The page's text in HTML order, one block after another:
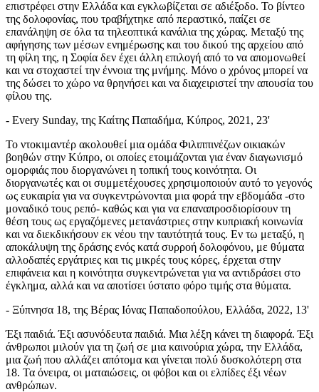
επιστρέφει στην Ελλάδα και εγκλωβίζεται σε αδιέξοδο. Το βίντεο
της δολοφονίας, που τραβήχτηκε από περαστικό, παίζει σε
επανάληψη σε όλα τα τηλεοπτικά κανάλια της χώρας. Μεταξύ της
αφήγησης των μέσων ενημέρωσης και του δικού της αρχείου από
τη φίλη της, η Σοφία δεν έχει άλλη επιλογή από το να απομονωθεί
και να στοχαστεί την έννοια της μνήμης. Μόνο ο χρόνος μπορεί να
της δώσει το χώρο να θρηνήσει και να διαχειριστεί την απουσία του
φίλου της.
- Every Sunday, της Καίτης Παπαδήμα, Κύπρος, 2021, 23'
Το ντοκιμαντέρ ακολουθεί μια ομάδα Φιλιππινέζων οικιακών
βοηθών στην Κύπρο, οι οποίες ετοιμάζονται για έναν διαγωνισμό
ομορφιάς που διοργανώνει η τοπική τους κοινότητα. Οι
διοργανωτές και οι συμμετέχουσες χρησιμοποιούν αυτό το γεγονός
ως ευκαιρία για να συγκεντρώνονται μια φορά την εβδομάδα -στο
μοναδικό τους ρεπό- καθώς και για να επαναπροσδιορίσουν τη
θέση τους ως εργαζόμενες μετανάστριες στην κυπριακή κοινωνία
και να διεκδικήσουν εκ νέου την ταυτότητά τους. Εν τω μεταξύ, η
αποκάλυψη της δράσης ενός κατά συρροή δολοφόνου, με θύματα
αλλοδαπές εργάτριες και τις μικρές τους κόρες, έρχεται στην
επιφάνεια και η κοινότητα συγκεντρώνεται για να αντιδράσει στο
έγκλημα, αλλά και να αποτίσει ύστατο φόρο τιμής στα θύματα.
- Ξύπνησα 18, της Βέρας Ιόνας Παπαδοπούλου, Ελλάδα, 2022, 13'
Έξι παιδιά. Έξι ασυνόδευτα παιδιά. Μια λέξη κάνει τη διαφορά. Έξι
άνθρωποι μιλούν για τη ζωή σε μια καινούρια χώρα, την Ελλάδα,
μια ζωή που αλλάζει απότομα και γίνεται πολύ δυσκολότερη στα
18. Τα όνειρα, οι ματαιώσεις, οι φόβοι και οι ελπίδες έξι νέων
ανθρώπων.